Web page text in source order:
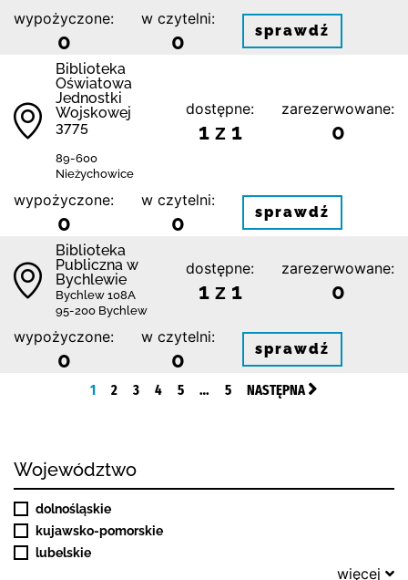
wypożyczone:
0
w czytelni:
0 sprawdź
Biblioteka
Oświatowa
Jednostki
Wojskowej
3775
89-600
Nieżychowice
dostępne:
1 z 1
zarezerwowane:
0
wypożyczone:
0
w czytelni:
0 sprawdź
Biblioteka
Publiczna w
Bychlewie
Bychlew 108A
95-200 Bychlew
dostępne:
1 z 1
zarezerwowane:
0
wypożyczone:
0
w czytelni:
0 sprawdź
1 2 3 4 5 … 5 NASTĘPNA
Województwo
dolnośląskie
kujawsko-pomorskie
lubelskie
więcej